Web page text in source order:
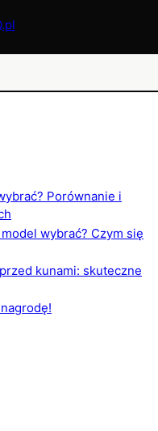
Porównanie i
wybrać? Czym się
kunami: skuteczne